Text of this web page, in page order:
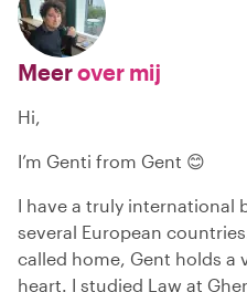
Meerover mij
Hi,
I’m Genti from Gent 😊
I have a truly international
several European
called home, Gent holds a
heart. I studied Law at